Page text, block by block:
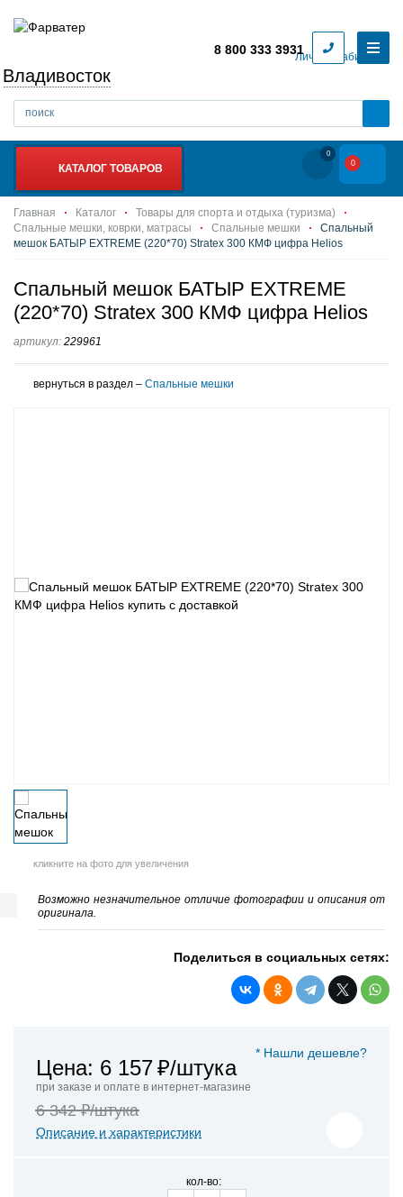
Личный кабинет
Владивосток
8 800 333 3931
КАТАЛОГ ТОВАРОВ
0
0
Главная Каталог
Товары для спорта и отдыха (туризма)
Спальные мешки, коврки, матрасы
Спальные мешки
Спальный
мешок БАТЫР EXTREME (220*70) Stratex 300 КМФ цифра Helios
Спальный мешок БАТЫР EXTREME
(220*70) Stratex 300 КМФ цифра Helios
артикул: 229961
вернуться в раздел – Спальные мешки
кликните на фото для увеличения
Возможно незначительное отличие фотографии и описания от
оригинала.
Поделиться в социальных сетях:
* Нашли дешевле?
Цена: 6 157₽/штука
при заказе и оплате в интернет-магазине
6 342 ₽/штука
Описание и характеристики
кол-во: